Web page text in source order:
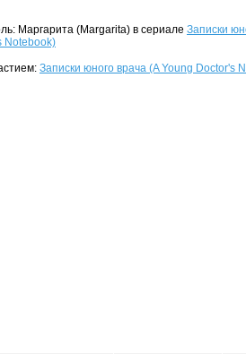
Маргарита (Margarita) в сериале Записки
Notebook)
Записки юного врача (A Young Doctor's